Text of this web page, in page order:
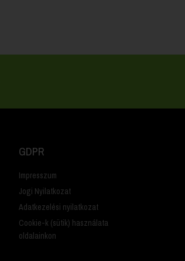
GDPR
Impresszum
Jogi Nyilatkozat
Adatkezelési nyilatkozat
Cookie-k (sütik) használata
oldalainkon